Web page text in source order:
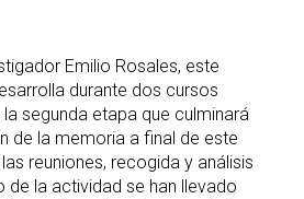
Emilio Rosales, este
durante dos cursos
segunda etapa que culminará
de la memoria a final de este
reuniones, recogida y análisis
de la actividad se han llevado